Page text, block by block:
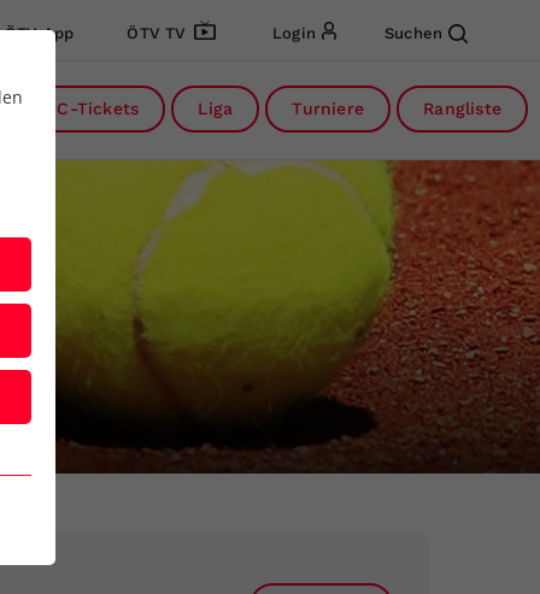
ÖTV App ÖTV TV Login Suchen
DC-Tickets Liga Turniere Rangliste